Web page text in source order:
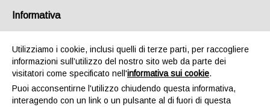
Informativa
Utilizziamo i cookie, inclusi quelli di terze parti, per raccogliere
informazioni sull’utilizzo del nostro sito web da parte dei
visitatori come specificato nell'informativa sui cookie.
Puoi acconsentirne l'utilizzo chiudendo questa informativa,
interagendo con un link o un pulsante al di fuori di questa